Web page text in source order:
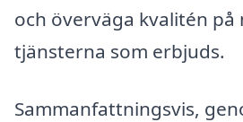
och överväga kvalitén på
tjänsterna som erbjuds.
Sammanfattningsvis,